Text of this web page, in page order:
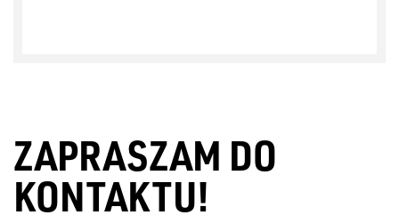
ZAPRASZAM DO
KONTAKTU!